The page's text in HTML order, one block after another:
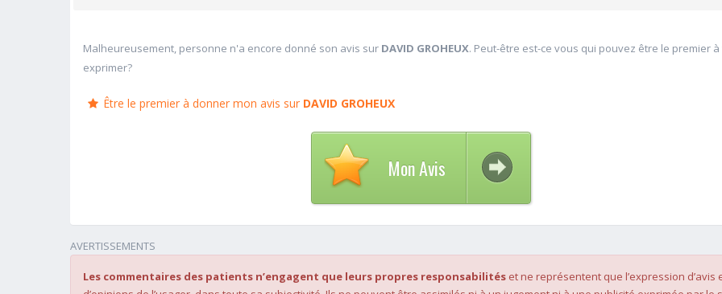
Malheureusement, personne n'a encore donné son avis sur DAVID GROHEUX. Peut-être est-ce vous qui pouvez être le premier à
exprimer?
Être le premier à donner mon avis sur DAVID GROHEUX
Mon Avis
AVERTISSEMENTS
Les commentaires des patients n’engagent que leurs propres responsabilités et ne représentent que l’expression d’avis